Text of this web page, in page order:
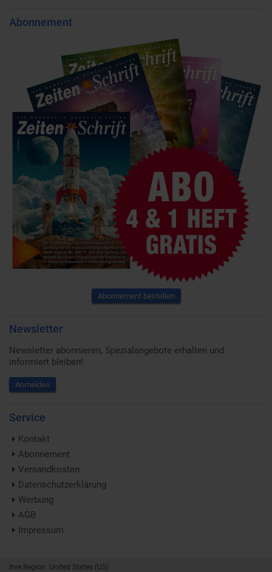
Abonnement
Abonnement bestellen
Newsletter
Newsletter abonnieren, Spezialangebote erhalten und
informiert bleiben!
Anmelden
Service
Kontakt
Abonnement
Versandkosten
Datenschutzerklärung
Werbung
AGB
Impressum
Ihre Region: United States (US)